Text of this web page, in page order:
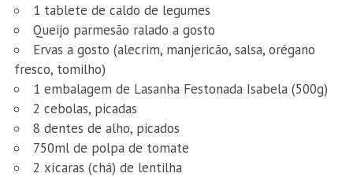
1 tablete de caldo de legumes
Queijo parmesão ralado a gosto
Ervas a gosto (alecrim, manjericão, salsa, orégano
fresco, tomilho)
1 embalagem de Lasanha Festonada Isabela (500g)
2 cebolas, picadas
8 dentes de alho, picados
750ml de polpa de tomate
2 xícaras (chá) de lentilha